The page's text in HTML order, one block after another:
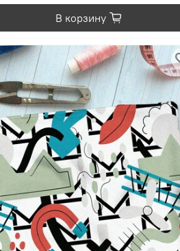
В корзину